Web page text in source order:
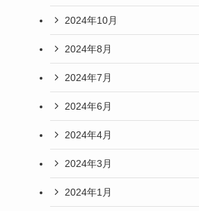
2024年10月
2024年8月
2024年7月
2024年6月
2024年4月
2024年3月
2024年1月